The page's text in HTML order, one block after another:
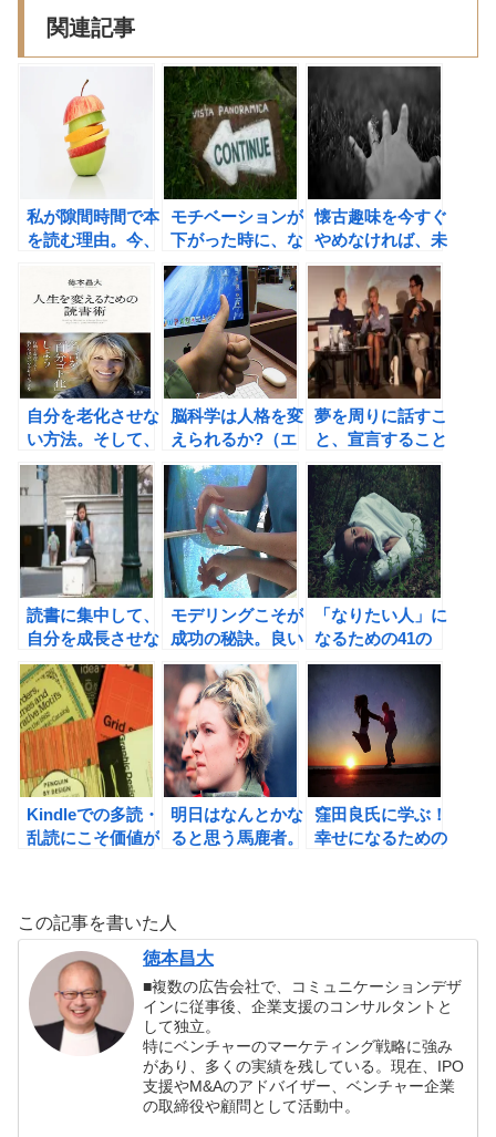
関連記事
私が隙間時間で本
を読む理由。今、
本が、未来の自分
の血肉になる！
モチベーションが
下がった時に、な
ぜ読書が効果があ
るのか？
懐古趣味を今すぐ
やめなければ、未
来を変えられるは
ずがない！
自分を老化させな
い方法。そして、
新刊「人生を変え
るための読書術」
のご案内
脳科学は人格を変
えられるか?（エ
レーヌ・フォック
ス著）の書評
夢を周りに話すこ
と、宣言すること
で、一体何が起こ
るのか？
読書に集中して、
自分を成長させな
がら幸せな時間を
増やそう！
モデリングこそが
成功の秘訣。良い
思考や習慣を徹底
的に真似しよう！
「なりたい人」に
なるための41の
やり方（窪田良
Kindleでの多読・
乱読にこそ価値が
明日はなんとかな
ると思う馬鹿者。
出す 1分間集中法
（石井貴士著）の
書評
窪田良氏に学ぶ！
幸せになるための
この記事を書いた人
徳本昌大
■複数の広告会社で、コミュニケーションデザ
インに従事後、企業支援のコンサルタントと
して独立。
特にベンチャーのマーケティング戦略に強み
があり、多くの実績を残している。現在、IPO
支援やM&Aのアドバイザー、ベンチャー企業
の取締役や顧問として活動中。